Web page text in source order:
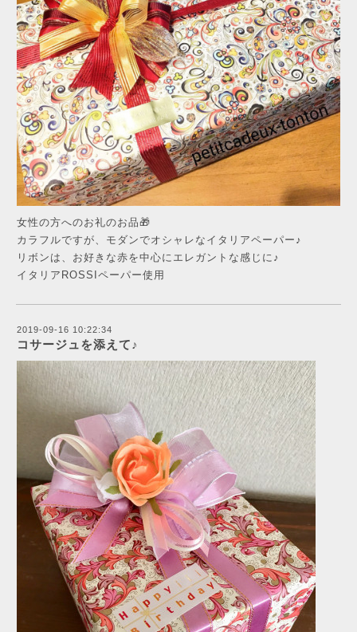
女性の方へのお礼のお品🎁
カラフルですが、モダンでオシャレなイタリアペーパー♪
リボンは、お好きな赤を中心にエレガントな感じに♪
イタリアROSSIペーパー使用
2019-09-16 10:22:34
コサージュを添えて♪